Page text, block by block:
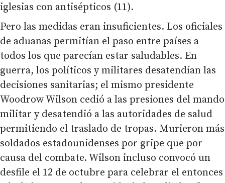
iglesias con antisépticos (11).
Pero las medidas eran insuficientes. Los oficiales
de aduanas permitían el paso entre países a
todos los que parecían estar saludables. En
guerra, los políticos y militares desatendían las
decisiones sanitarias; el mismo presidente
Woodrow Wilson cedió a las presiones del mando
militar y desatendió a las autoridades de salud
permitiendo el traslado de tropas. Murieron más
soldados estadounidenses por gripe que por
causa del combate. Wilson incluso convocó un
desfile el 12 de octubre para celebrar el entonces